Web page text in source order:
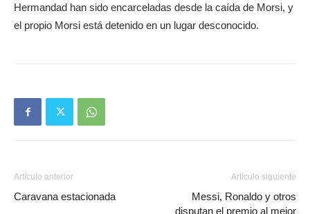
Hermandad han sido encarceladas desde la caída de Morsi, y
el propio Morsi está detenido en un lugar desconocido.
Artículo anterior
Caravana estacionada
Artículo siguiente
Messi, Ronaldo y otros
disputan el premio al mejor